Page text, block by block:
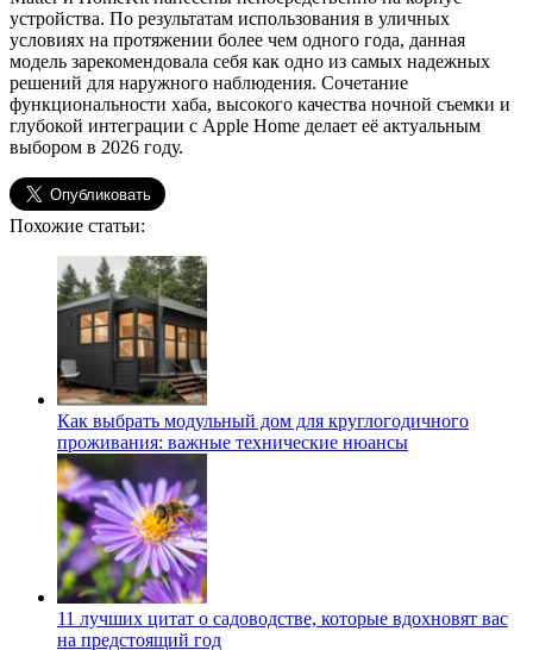
устройства. По результатам использования в уличных
условиях на протяжении более чем одного года, данная
модель зарекомендовала себя как одно из самых надежных
решений для наружного наблюдения. Сочетание
функциональности хаба, высокого качества ночной съемки и
глубокой интеграции с Apple Home делает её актуальным
выбором в 2026 году.
Похожие статьи:
Как выбрать модульный дом для круглогодичного
проживания: важные технические нюансы
11 лучших цитат о садоводстве, которые вдохновят вас
на предстоящий год